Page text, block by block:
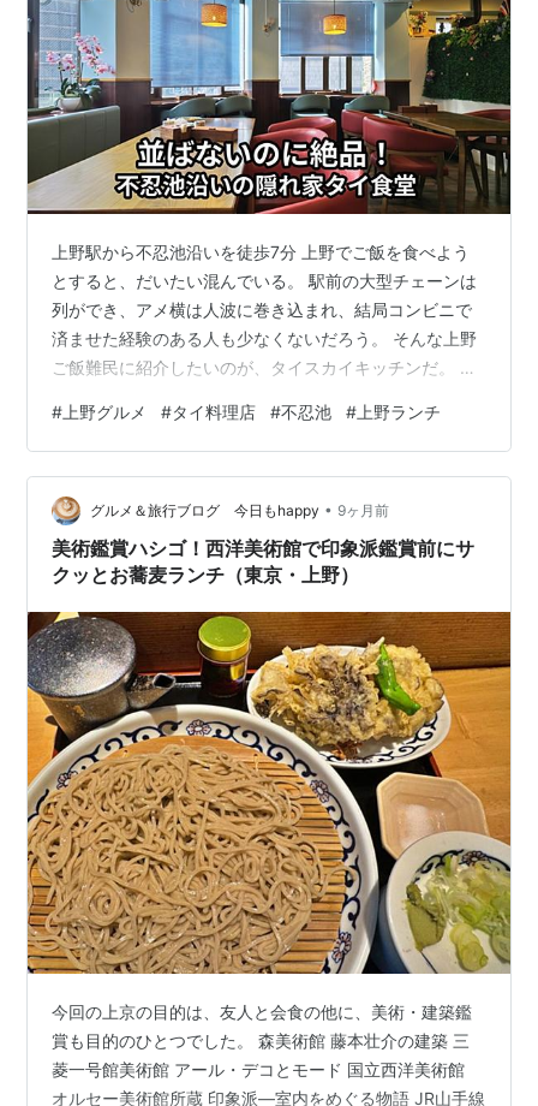
上野駅から不忍池沿いを徒歩7分 上野でご飯を食べよう
とすると、だいたい混んでいる。 駅前の大型チェーンは
列ができ、アメ横は人波に巻き込まれ、結局コンビニで
済ませた経験のある人も少なくないだろう。 そんな上野
ご飯難民に紹介したいのが、タイスカイキッチンだ。 上
沿いの散歩がてら向かえば、ちょうどいい距離感だ。 上
野御徒町駅や湯島駅からも近く、御徒町界隈で用事を済
ませた後にふらっと寄るのにも向いている。 駅前ほど喧
騒がなく、歩いているだけで少し落ち着ける立地だ。 土
日祝日はランチメニューがない——これだけ注意 訪れる
前に知っておくべきことがひとつあ…
# 上野グルメ #タイ料理店 #不忍池 # 上野ランチ
グルメ＆旅行ブログ 今日もhappy • 9ヶ月前
美術鑑賞ハシゴ！西洋美術館で印象派鑑賞前にサ
クッとお蕎麦ランチ（東京・上野）
今回の上京の目的は、友人と会食の他に、美術・建築鑑
賞も目的のひとつでした。 森美術館 藤本壮介の建築 三
菱一号館美術館 アール・デコとモード 国立西洋美術館
オルセー美術館所蔵 印象派—室内をめぐる物語 JR山手線